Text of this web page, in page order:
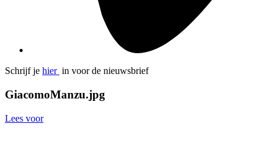
Schrijf je hier in voor de nieuwsbrief
GiacomoManzu.jpg
Lees voor